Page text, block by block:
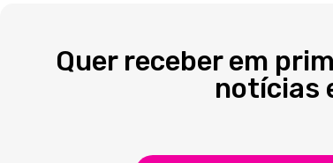
Quer receber em
notícias